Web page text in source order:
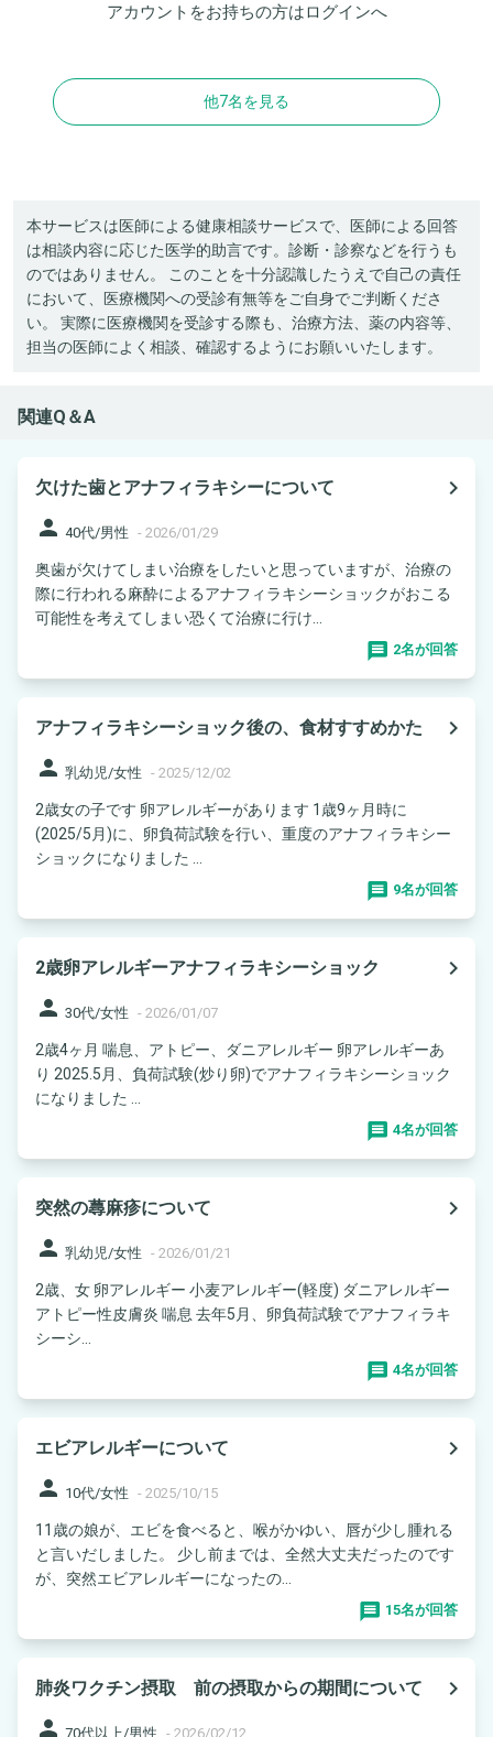
アカウントをお持ちの方はログインへ
他7名を見る
本サービスは医師による健康相談サービスで、医師による回答
は相談内容に応じた医学的助言です。診断・診察などを行うも
のではありません。 このことを十分認識したうえで自己の責任
において、医療機関への受診有無等をご自身でご判断くださ
い。 実際に医療機関を受診する際も、治療方法、薬の内容等、
担当の医師によく相談、確認するようにお願いいたします。
関連Q＆A
欠けた歯とアナフィラキシーについて
navigate_next
person 40代/男性 - 2026/01/29
奥歯が欠けてしまい治療をしたいと思っていますが、治療の
際に行われる麻酔によるアナフィラキシーショックがおこる
可能性を考えてしまい恐くて治療に行け...
2名が回答
アナフィラキシーショック後の、食材すすめかた
navigate_next
person 乳幼児/女性 - 2025/12/02
2歳女の子です 卵アレルギーがあります 1歳9ヶ月時に
(2025/5月)に、卵負荷試験を行い、重度のアナフィラキシー
ショックになりました ...
9名が回答
2歳卵アレルギーアナフィラキシーショック
navigate_next
person 30代/女性 - 2026/01/07
2歳4ヶ月 喘息、アトピー、ダニアレルギー 卵アレルギーあ
り 2025.5月、負荷試験(炒り卵)でアナフィラキシーショック
になりました ...
4名が回答
突然の蕁麻疹について
navigate_next
person 乳幼児/女性 - 2026/01/21
2歳、女 卵アレルギー 小麦アレルギー(軽度) ダニアレルギー
アトピー性皮膚炎 喘息 去年5月、卵負荷試験でアナフィラキ
シーシ...
4名が回答
エビアレルギーについて
navigate_next
person 10代/女性 - 2025/10/15
11歳の娘が、エビを食べると、喉がかゆい、唇が少し腫れる
と言いだしました。 少し前までは、全然大丈夫だったのです
が、突然エビアレルギーになったの...
15名が回答
肺炎ワクチン摂取 前の摂取からの期間について
navigate_next
person 70代以上/男性 - 2026/02/12